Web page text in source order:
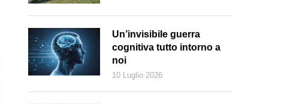
Un’invisibile guerra
cognitiva tutto intorno a
noi
10 Luglio 2026